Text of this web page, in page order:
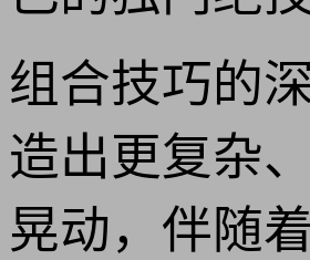
组合技巧的
造出更复杂
晃动，伴随